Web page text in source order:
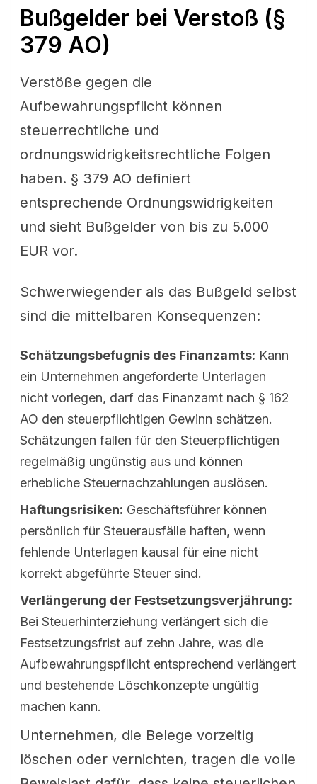
Bußgelder bei Verstoß (§
379 AO)
Verstöße gegen die
Aufbewahrungspflicht können
steuerrechtliche und
ordnungswidrigkeitsrechtliche Folgen
haben. § 379 AO definiert
entsprechende Ordnungswidrigkeiten
und sieht Bußgelder von bis zu 5.000
EUR vor.
Schwerwiegender als das Bußgeld selbst
sind die mittelbaren Konsequenzen:
Schätzungsbefugnis des Finanzamts: Kann
ein Unternehmen angeforderte Unterlagen
nicht vorlegen, darf das Finanzamt nach § 162
AO den steuerpflichtigen Gewinn schätzen.
Schätzungen fallen für den Steuerpflichtigen
regelmäßig ungünstig aus und können
erhebliche Steuernachzahlungen auslösen.
Haftungsrisiken: Geschäftsführer können
persönlich für Steuerausfälle haften, wenn
fehlende Unterlagen kausal für eine nicht
korrekt abgeführte Steuer sind.
Verlängerung der Festsetzungsverjährung:
Bei Steuerhinterziehung verlängert sich die
Festsetzungsfrist auf zehn Jahre, was die
Aufbewahrungspflicht entsprechend verlängert
und bestehende Löschkonzepte ungültig
machen kann.
Unternehmen, die Belege vorzeitig
löschen oder vernichten, tragen die volle